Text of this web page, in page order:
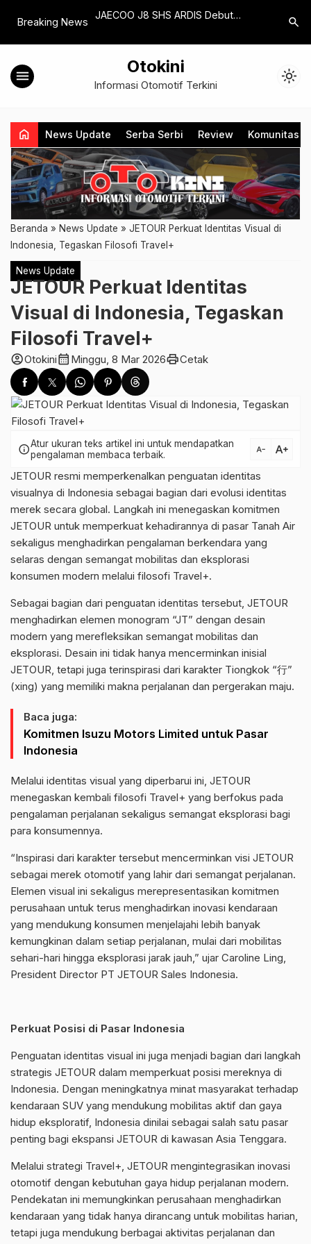
Breaking News
Diajak Manuver di
JAECOO J8 SHS ARDIS Debut
IRRA 2025
Porsche
Murni
search
menu Otokini
Informasi Otomotif Terkini light_mode
home News Update Serba Serbi Review Komunitas
Beranda » News Update » JETOUR Perkuat Identitas Visual di
Indonesia, Tegaskan Filosofi Travel+
News Update
JETOUR Perkuat Identitas
Visual di Indonesia, Tegaskan
Filosofi Travel+
account_circleOtokinicalendar_month Minggu, 8 Mar 2026printCetak
infoAtur ukuran teks artikel ini untuk mendapatkan
pengalaman membaca terbaik.
text_decrease text_increase
JETOUR resmi memperkenalkan penguatan identitas
visualnya di Indonesia sebagai bagian dari evolusi identitas
merek secara global. Langkah ini menegaskan komitmen
JETOUR untuk memperkuat kehadirannya di pasar Tanah Air
sekaligus menghadirkan pengalaman berkendara yang
selaras dengan semangat mobilitas dan eksplorasi
konsumen modern melalui filosofi Travel+.
Sebagai bagian dari penguatan identitas tersebut, JETOUR
menghadirkan elemen monogram “JT” dengan desain
modern yang merefleksikan semangat mobilitas dan
eksplorasi. Desain ini tidak hanya mencerminkan inisial
JETOUR, tetapi juga terinspirasi dari karakter Tiongkok “行”
(xing) yang memiliki makna perjalanan dan pergerakan maju.
Baca juga:
Komitmen Isuzu Motors Limited untuk Pasar
Indonesia
Melalui identitas visual yang diperbarui ini, JETOUR
menegaskan kembali filosofi Travel+ yang berfokus pada
pengalaman perjalanan sekaligus semangat eksplorasi bagi
para konsumennya.
“Inspirasi dari karakter tersebut mencerminkan visi JETOUR
sebagai merek otomotif yang lahir dari semangat perjalanan.
Elemen visual ini sekaligus merepresentasikan komitmen
perusahaan untuk terus menghadirkan inovasi kendaraan
yang mendukung konsumen menjelajahi lebih banyak
kemungkinan dalam setiap perjalanan, mulai dari mobilitas
sehari-hari hingga eksplorasi jarak jauh,” ujar Caroline Ling,
President Director PT JETOUR Sales Indonesia.
Perkuat Posisi di Pasar Indonesia
Penguatan identitas visual ini juga menjadi bagian dari langkah
strategis JETOUR dalam memperkuat posisi mereknya di
Indonesia. Dengan meningkatnya minat masyarakat terhadap
kendaraan SUV yang mendukung mobilitas aktif dan gaya
hidup eksploratif, Indonesia dinilai sebagai salah satu pasar
penting bagi ekspansi JETOUR di kawasan Asia Tenggara.
Melalui strategi Travel+, JETOUR mengintegrasikan inovasi
otomotif dengan kebutuhan gaya hidup perjalanan modern.
Pendekatan ini memungkinkan perusahaan menghadirkan
kendaraan yang tidak hanya dirancang untuk mobilitas harian,
tetapi juga mendukung berbagai aktivitas perjalanan dan